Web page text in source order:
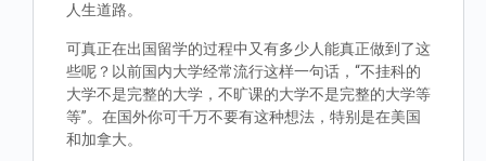
人生道路。
可真正在出国留学的过程中又有多少人能真正做到了这
些呢？以前国内大学经常流行这样一句话，“不挂科的
大学不是完整的大学，不旷课的大学不是完整的大学等
等”。在国外你可千万不要有这种想法，特别是在美国
和加拿大。